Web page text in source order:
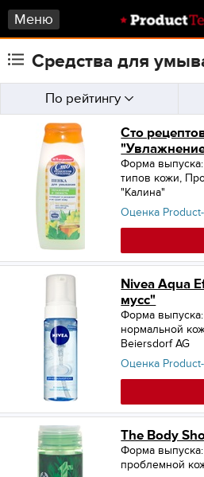
Меню
Средства для
По рейтингу
Сто
Форма
типов кожи,
"Калина"
Оценка
Nivea Aqua
мусс"
Форма
нормальной
Beiersdorf AG
Оценка
The Body
Форма
проблемной